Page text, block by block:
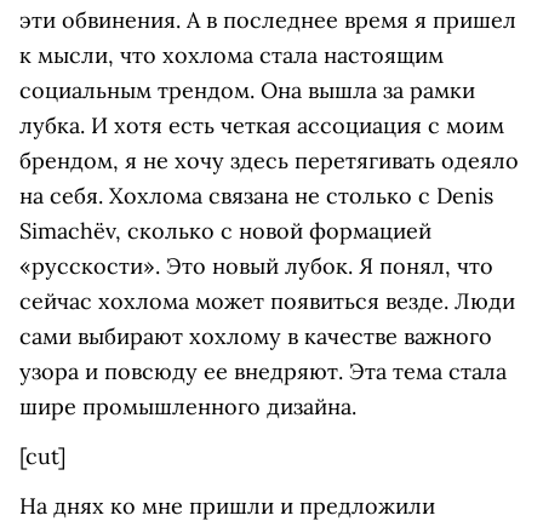
эти обвинения. А в последнее время я пришел
к мысли, что хохлома стала настоящим
социальным трендом. Она вышла за рамки
лубка. И хотя есть четкая ассоциация c моим
брендом, я не хочу здесь перетягивать одеяло
на себя. Хохлома связана не столько с Denis
Simachёv, сколько с новой формацией
«русскости». Это новый лубок. Я понял, что
сейчас хохлома может появиться везде. Люди
сами выбирают хохлому в качестве важного
узора и повсюду ее внедряют. Эта тема стала
шире промышленного дизайна.
[cut]
На днях ко мне пришли и предложили